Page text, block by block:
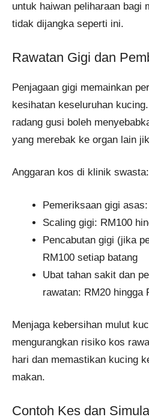
untuk haiwan peliharaan bagi
tidak dijangka seperti ini.
Rawatan Gigi dan
Penjagaan gigi memainkan
kesihatan keseluruhan
radang gusi boleh
yang merebak ke organ lain
Anggaran kos di klinik swasta:
Pemeriksaan gigi
Scaling gigi: RM100
Pencabutan gigi (jika
RM100 setiap batang
Ubat tahan sakit dan
rawatan: RM20 hingga
Menjaga kebersihan mulut
mengurangkan risiko kos
hari dan memastikan kucing
makan.
Contoh Kes dan